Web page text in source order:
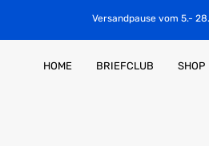
Versandpause vom 5.-
HOME BRIEFCLUB SHOP